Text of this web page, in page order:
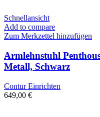
Schnellansicht
Add to compare
Zum Merkzettel hinzufügen
Armlehnstuhl
Metall, Schwarz
Contur Einrichten
649,00 €